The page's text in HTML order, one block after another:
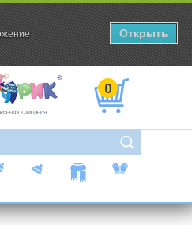
компания
0
Открыть